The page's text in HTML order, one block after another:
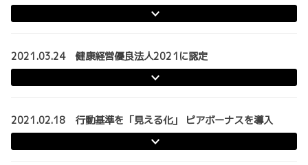
2021.03.24 健康経営優良法人2021に認定
2021.02.18 行動基準を「見える化」 ピアボーナスを導入